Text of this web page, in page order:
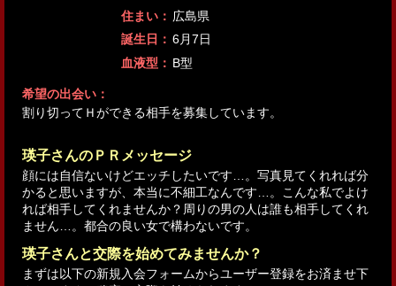
住まい： 広島県
誕生日： 6月7日
血液型： B型
希望の出会い：
割り切ってＨができる相手を募集しています。
瑛子さんのＰＲメッセージ
顔には自信ないけどエッチしたいです…。写真見てくれれば分
かると思いますが、本当に不細工なんです…。こんな私でよけ
れば相手してくれませんか？周りの男の人は誰も相手してくれ
ません…。都合の良い女で構わないです。
瑛子さんと交際を始めてみませんか？
まずは以下の新規入会フォームからユーザー登録をお済ませ下